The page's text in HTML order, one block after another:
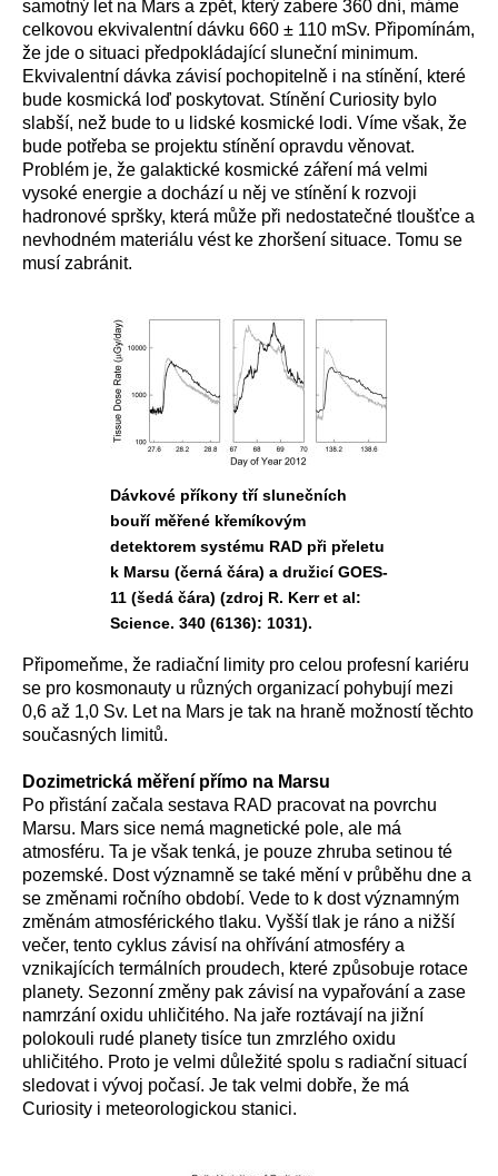
samotný let na Mars a zpět, který zabere 360 dní, máme
celkovou ekvivalentní dávku 660 ± 110 mSv. Připomínám,
že jde o situaci předpokládající sluneční minimum.
Ekvivalentní dávka závisí pochopitelně i na stínění, které
bude kosmická loď poskytovat. Stínění Curiosity bylo
slabší, než bude to u lidské kosmické lodi. Víme však, že
bude potřeba se projektu stínění opravdu věnovat.
Problém je, že galaktické kosmické záření má velmi
vysoké energie a dochází u něj ve stínění k rozvoji
hadronové spršky, která může při nedostatečné tloušťce a
nevhodném materiálu vést ke zhoršení situace. Tomu se
musí zabránit.
Dávkové příkony tří slunečních
bouří měřené křemíkovým
detektorem systému RAD při přeletu
k Marsu (černá čára) a družicí GOES-
11 (šedá čára) (zdroj R. Kerr et al:
Science. 340 (6136): 1031).
Připomeňme, že radiační limity pro celou profesní kariéru
se pro kosmonauty u různých organizací pohybují mezi
0,6 až 1,0 Sv. Let na Mars je tak na hraně možností těchto
současných limitů.
Dozimetrická měření přímo na Marsu
Po přistání začala sestava RAD pracovat na povrchu
Marsu. Mars sice nemá magnetické pole, ale má
atmosféru. Ta je však tenká, je pouze zhruba setinou té
pozemské. Dost významně se také mění v průběhu dne a
se změnami ročního období. Vede to k dost významným
změnám atmosférického tlaku. Vyšší tlak je ráno a nižší
večer, tento cyklus závisí na ohřívání atmosféry a
vznikajících termálních proudech, které způsobuje rotace
planety. Sezonní změny pak závisí na vypařování a zase
namrzání oxidu uhličitého. Na jaře roztávají na jižní
polokouli rudé planety tisíce tun zmrzlého oxidu
uhličitého. Proto je velmi důležité spolu s radiační situací
sledovat i vývoj počasí. Je tak velmi dobře, že má
Curiosity i meteorologickou stanici.